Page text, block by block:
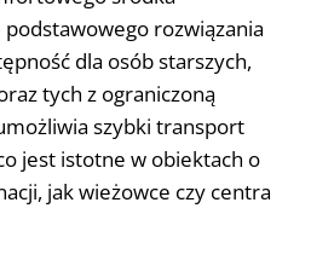
rozwiązania
dla osób starszych,
tych z ograniczoną
szybki transport
jest istotne w obiektach o
jak wieżowce czy centra